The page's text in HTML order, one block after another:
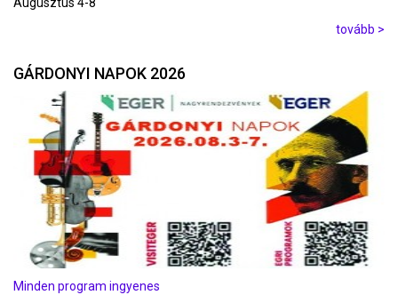
Augusztus 4-8
tovább >
GÁRDONYI NAPOK 2026
Minden program ingyenes